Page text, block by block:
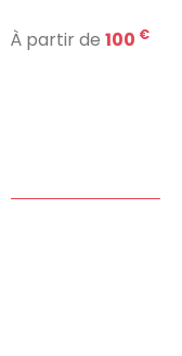
À partir de 100 €